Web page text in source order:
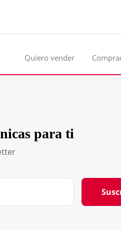
Quiero vender
para ti